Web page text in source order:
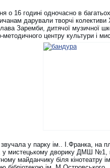
о 16 годині одночасно в
дарували творчі
Заремби, дитячої музичної
методичного центру культури і
у парку ім.. І.Франка, на
у мистецькому дворику ДМШ №1,
майданчику біля